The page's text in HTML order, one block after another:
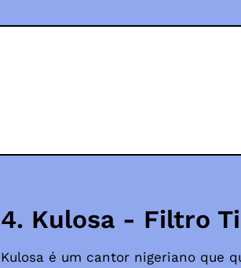
4. Kulosa - Filtro
Kulosa é um cantor nigeriano que